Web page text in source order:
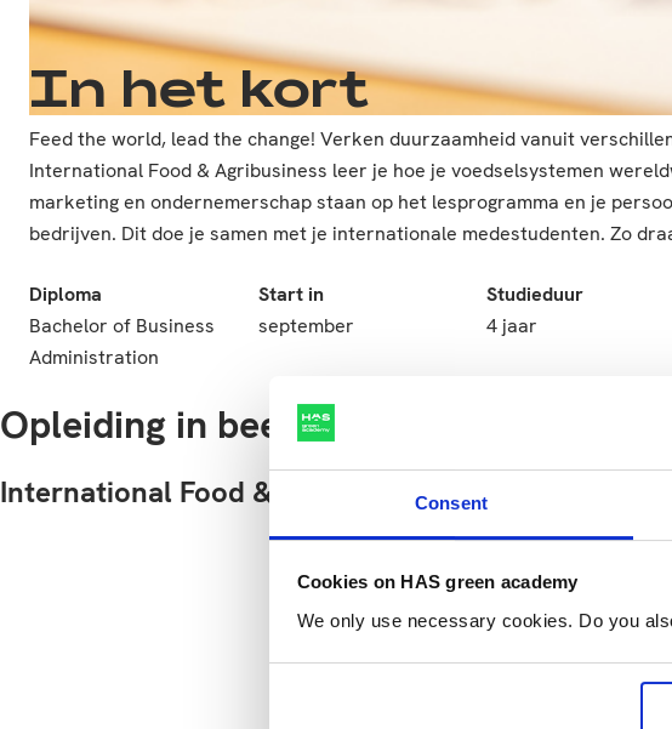
Consent
Cookies on HAS green academy
We only use necessary cookies. Do you
In het kort
Feed the world, lead the change! Verken duurzaamheid vanuit
International Food & Agribusiness leer je hoe je voedselsystemen
marketing en ondernemerschap staan op het lesprogramma en je
bedrijven. Dit doe je samen met je internationale medestudenten. Zo
Diploma
Bachelor of Business
Administration
Start in
september
Studieduur
4 jaar
Opleiding in beeld
International Food & Agribusiness